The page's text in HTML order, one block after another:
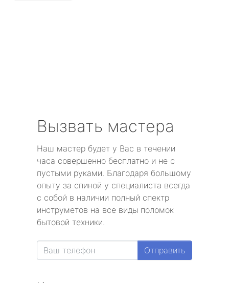
метро Волгоградский проспект
метро Бабушкинская
метро Бульвар Дмитрия Донского
метро Белорусская
метро Красносельская
метро Выхино
Вызвать мастера
Наш мастер будет у Вас в течении
часа совершенно бесплатно и не с
пустыми руками. Благодаря большому
опыту за спиной у специалиста всегда
с собой в наличии полный спектр
инструметов на все виды поломок
бытовой техники.
Отправить